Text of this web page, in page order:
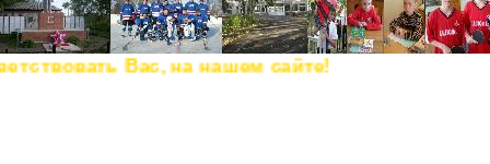
Вас, на нашем сайте!